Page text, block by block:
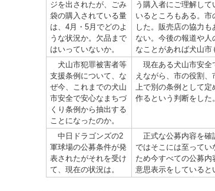
ジを出されたが、ごみ
袋の購入されている量
は、4月・5月でどのよ
うな状況か。欠品まで
はいっていないか。
う購入者にご理解し
いるところもある。
した。販売店の協力
ない。今後の報道や
なことがあれば犬山市
犬山市犯罪被害者等
支援条例について、な
ぜ今、これまでの犬山
市安全で安心なまちづ
くり条例から抽出する
ことになったのか。
現在ある犬山市安全
えながら、市の役割
上で別の条例として定
作るという判断をした。
中日ドラゴンズの2
軍球場の公募条件が発
表されたがそれを受け
て、現在の状況は。
正式な公募内容を確
ではそこには至ってい
ため今すべての公募
意思表示をしていると